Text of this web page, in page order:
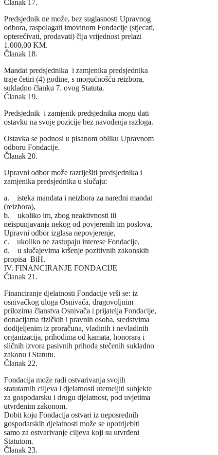
Članak 17.
Predsjednik ne može, bez suglasnosti Upravnog
odbora, raspolagati imovinom Fondacije (stjecati,
opterećivati, prodavati) čija vrijednost prelazi
1.000,00 KM.
Članak 18.
Mandat predsjednika i zamjenika predsjednika
traje četiri (4) godine, s mogućnošću reizbora,
sukladno članku 7. ovog Statuta.
Članak 19.
Predsjednik i zamjenik predsjednika mogu dati
ostavku na svoje pozicije bez navođenja razloga.
Ostavka se podnosi u pisanom obliku Upravnom
odboru Fondacije.
Članak 20.
Upravni odbor može razriješiti predsjednika i
zamjenika predsjednika u slučaju:
a. isteka mandata i neizbora za naredni mandat
(reizbora),
b. ukoliko im, zbog neaktivnosti ili
neispunjavanja nekog od povjerenih im poslova,
Upravni odbor izglasa nepovjerenje,
c. ukoliko ne zastupaju interese Fondacije,
d. u slučajevima kršenje pozitivnih zakonskih
propisa BiH.
IV. FINANCIRANJE FONDACIJE
Članak 21.
Financiranje djelatnosti Fondacije vrši se: iz
osnivačkog uloga Osnivača, dragovoljnim
prilozima članstva Osnivača i prijatelja Fondacije,
donacijama fizičkih i pravnih osoba, sredstvima
dodijeljenim iz proračuna, vladinih i nevladinih
organizacija, prihodima od kamata, honorara i
sličnih izvora pasivnih prihoda stečenih sukladno
zakonu i Statutu.
Članak 22.
Fondacija može radi ostvarivanja svojih
statutarnih ciljeva i djelatnosti utemeljiti subjekte
za gospodarsku i drugu djelatnost, pod uvjetima
utvrđenim zakonom.
Dobit koju Fondacija ostvari iz neposrednih
gospodarskih djelatnosti može se upotrijebiti
samo za ostvarivanje ciljeva koji su utvrđeni
Statutom.
Članak 23.